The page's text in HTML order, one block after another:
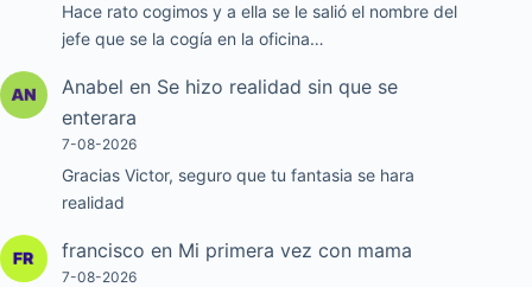
Hace rato cogimos y a ella se le salió el nombre del
jefe que se la cogía en la oficina…
Anabel en Se hizo realidad sin que se
enterara
7-08-2026
Gracias Victor, seguro que tu fantasia se hara
realidad
francisco en Mi primera vez con mama
7-08-2026